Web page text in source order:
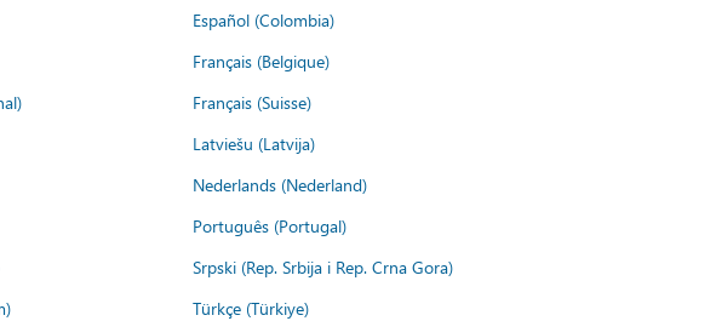
Español (Colombia)
Français (Belgique)
Français (Suisse)
Latviešu (Latvija)
Nederlands (Nederland)
Português (Portugal)
Srpski (Rep. Srbija i Rep. Crna Gora)
Türkçe (Türkiye)